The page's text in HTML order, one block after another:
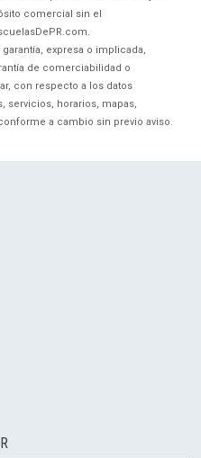
comercial sin el
expresa o implicada,
de comerciabilidad o
con respecto a los datos
servicios, horarios, mapas,
a cambio sin previo aviso.